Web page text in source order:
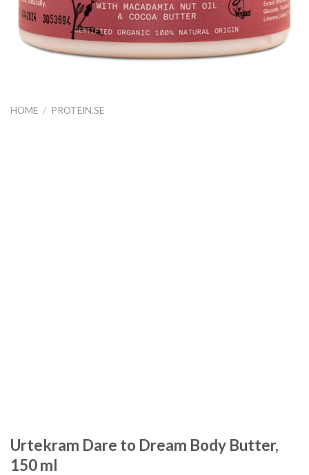
HOME / PROTEIN.SE
Urtekram Dare to Dream Body Butter,
150 ml